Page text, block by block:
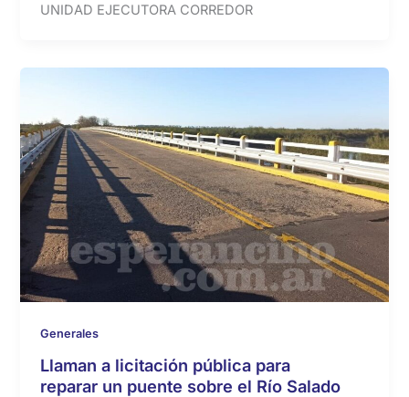
UNIDAD EJECUTORA CORREDOR
Generales
Llaman a licitación pública para
reparar un puente sobre el Río Salado